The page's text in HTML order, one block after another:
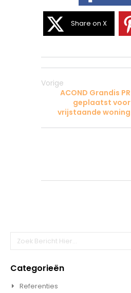
Share on X
Vorige
ACOND Grandis PR
geplaatst voor
vrijstaande woning
Zoeken
Categorieën
Referenties